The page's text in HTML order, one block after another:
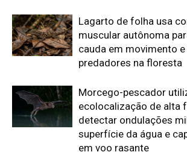
Edição atual da Revista
Amazônia
ÚLTIMA EDIÇÃO